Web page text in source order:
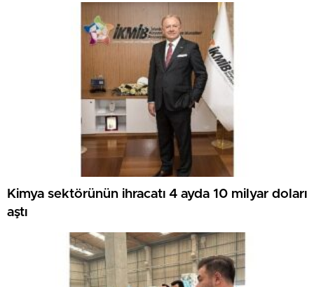
Kimya sektörünün ihracatı 4 ayda 10 milyar doları
aştı